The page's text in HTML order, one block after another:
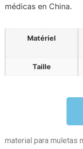
médicas en China.
Matériel
Taille
material para muletas